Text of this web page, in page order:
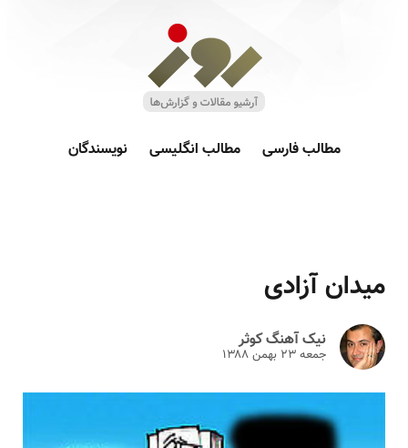
مطالب فارسی مطالب انگلیسی نویسندگان
میدان آزادی
نیک آهنگ کوثر
جمعه ۲۳ بهمن ۱۳۸۸